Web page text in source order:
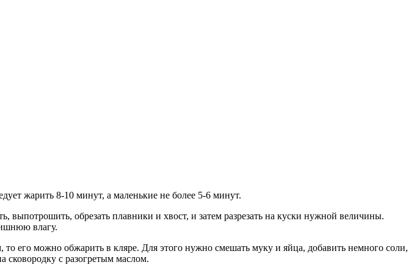
жарить 8-10 минут, а маленькие не более 5-6 минут.
выпотрошить, обрезать плавники и хвост, и затем разрезать на куски нужной величины.
влагу.
его можно обжарить в кляре. Для этого нужно смешать муку и яйца, добавить немного соли,
сковородку с разогретым маслом.